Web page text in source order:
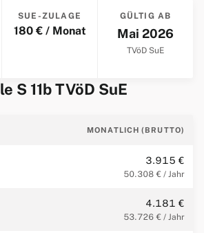
SUE-ZULAGE
180 € / Monat
GÜLTIG AB
Mai 2026
TVöD SuE
S 11b TVöD SuE
MONATLICH (BRUTTO)
3.915 €
50.308 € / Jahr
4.181 €
53.726 € / Jahr